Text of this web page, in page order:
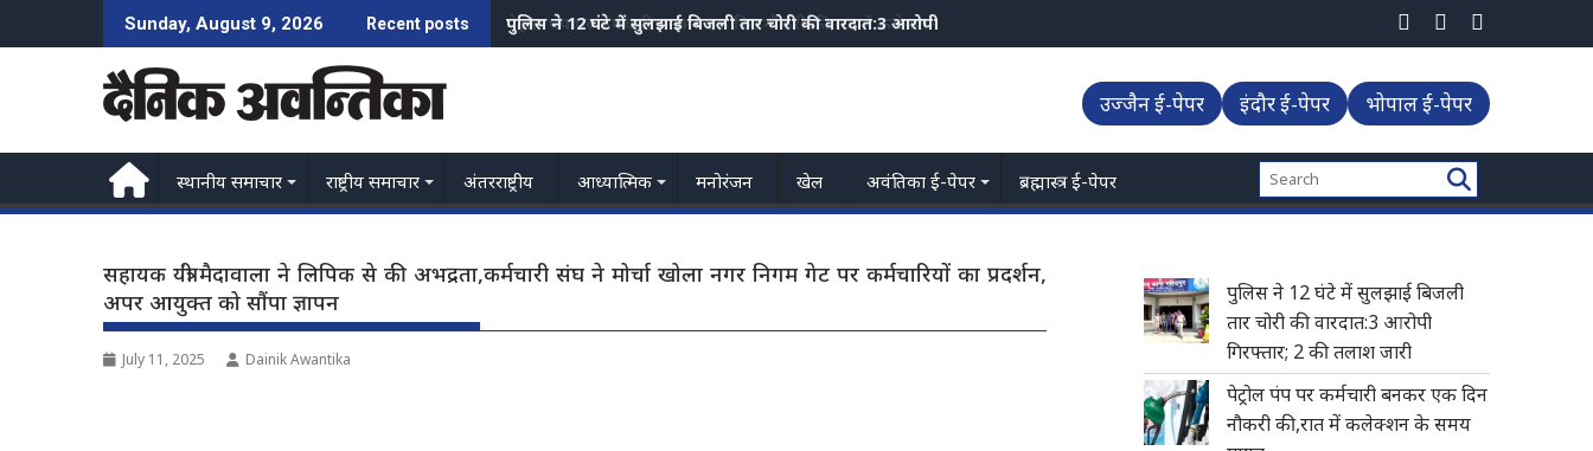
to
Sunday, August 9, 2026 Recent posts पेट्रोल पंप पर कर्मचारी बनकर एक दिन नौकरी की,रात में कलेक्शन के समय गायब
उज्जैन ई-पेपर इंदौर ई-पेपर भोपाल ई-पेपर
स्थानीय समाचार राष्ट्रीय समाचार अंतरराष्ट्रीय आध्यात्मिक मनोरंजन खेल अवंतिका ई-पेपर ब्रह्मास्त्र ई-पेपर
सहायक यंत्री मैदावाला ने लिपिक से की अभद्रता,कर्मचारी संघ ने मोर्चा खोला नगर निगम गेट पर कर्मचारियों का प्रदर्शन,
अपर आयुक्त को सौंपा ज्ञापन
July 11, 2025 Dainik Awantika
पुलिस ने 12 घंटे में सुलझाई बिजली
तार चोरी की वारदात:3 आरोपी
गिरफ्तार; 2 की तलाश जारी
पेट्रोल पंप पर कर्मचारी बनकर एक दिन
नौकरी की,रात में कलेक्शन के समय